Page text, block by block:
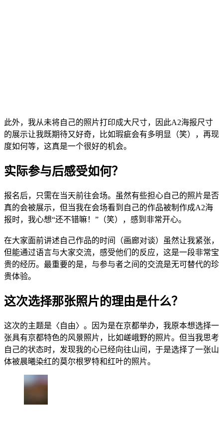
此外，我从未将自己的照片打印成大尺寸，因此A2海报尺寸
的展示让我既期待又好奇，比如瑕疵会有多明显（笑），再现
度如何等，这真是一个很好的机会。
实际参与后感受如何？
报名后，只需在当天前往会场。虽然有些担心自己的照片是否
真的会被展示，但当我在会场看到自己的作品被制作成A2海
报时，我心想“还不错嘛！”（笑），感到非常开心。
在大家面前讲述自己作品的时间（画廊对谈）虽然让我紧张，
但能通过语言与大家交流，感受他们的反应，这是一段非常宝
贵的经历。最重要的是，与参与者之间的交流是无可替代的珍
贵体验。
这次选择那张照片的理由是什么？
这次的主题是〈自由〉。因为是在京都举办，我原本想选择一
张具有京都特色的风景照片，比如嵯峨野的照片。但当我思考
自己的状态时，发现我的心已经向往山间，于是选择了一张山
体被晨曦染红的莫尔根罗特和红叶的照片。